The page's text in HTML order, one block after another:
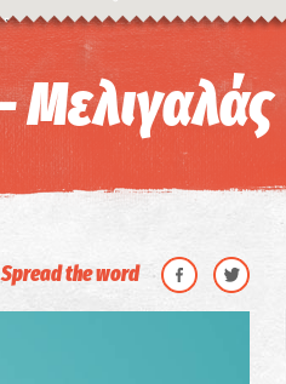
Spread the word